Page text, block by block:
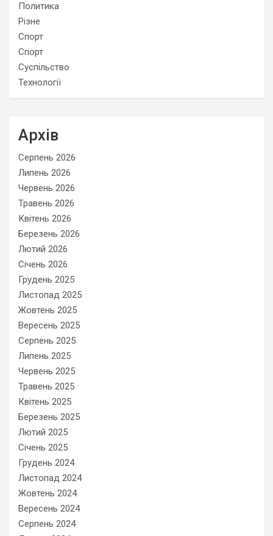
Политика
Різне
Спорт
Спорт
Суспільство
Технології
Архів
Серпень 2026
Липень 2026
Червень 2026
Травень 2026
Квітень 2026
Березень 2026
Лютий 2026
Січень 2026
Грудень 2025
Листопад 2025
Жовтень 2025
Вересень 2025
Серпень 2025
Липень 2025
Червень 2025
Травень 2025
Квітень 2025
Березень 2025
Лютий 2025
Січень 2025
Грудень 2024
Листопад 2024
Жовтень 2024
Вересень 2024
Серпень 2024